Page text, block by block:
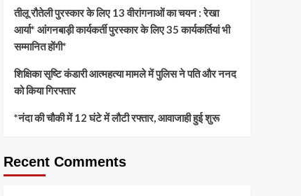
तीलू रौतेली पुरस्कार के लिए 13 वीरांगनाओं का चयन : रेखा
आर्या* आंगनबाड़ी कार्यकर्ती पुरस्कार के लिए 35 कार्यकर्तियां भी
सम्मानित होंगी*
शिक्षिका सृष्टि कंडारी आत्महत्या मामले में पुलिस ने पति और ननद
को किया गिरफ्तार
*नंदा की चौकी में 12 घंटे में लौटी रफ्तार, आवाजाही हुई शुरू
Recent Comments